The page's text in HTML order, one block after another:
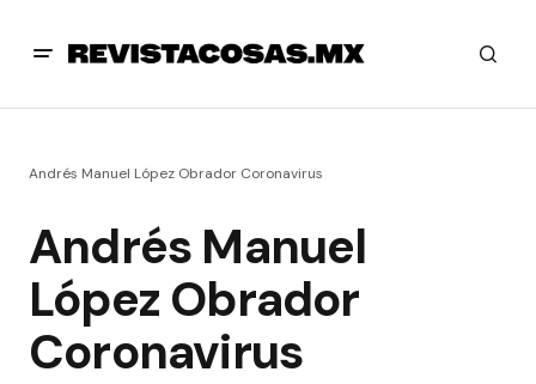
Andrés Manuel López Obrador Coronavirus
Andrés Manuel
López Obrador
Coronavirus